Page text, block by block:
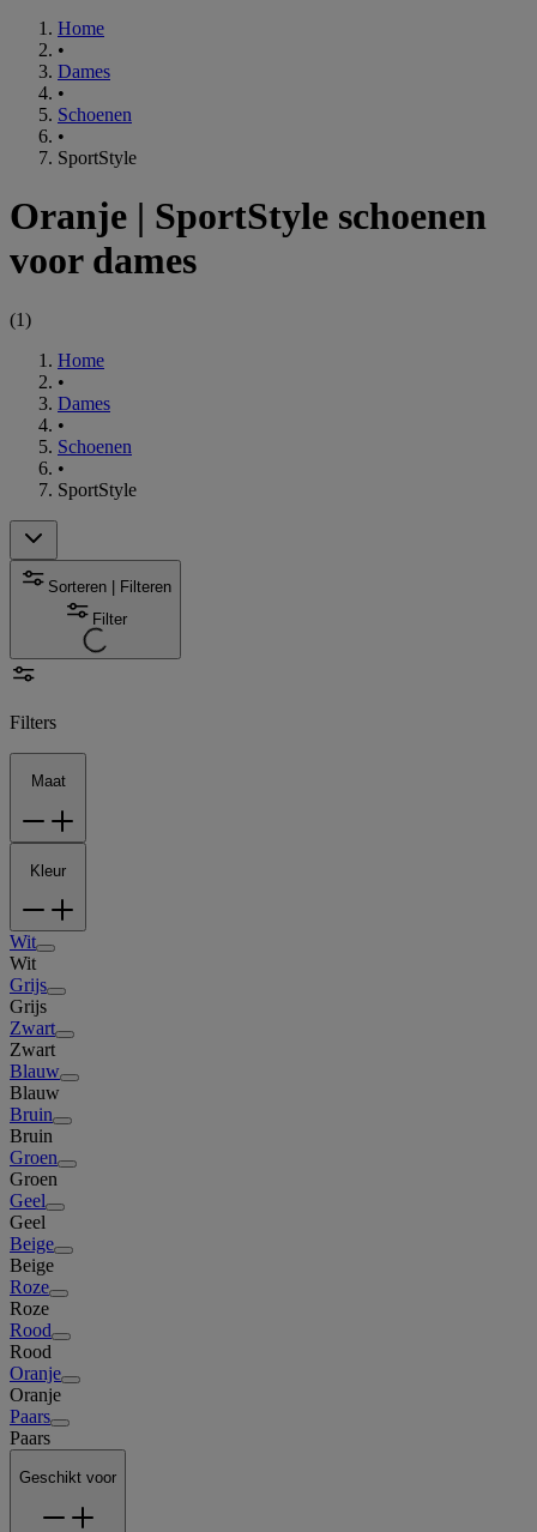
Home
•
Dames
•
Schoenen
•
SportStyle
Oranje | SportStyle schoenen
voor dames
(1)
Home
•
Dames
•
Schoenen
•
SportStyle
Sorteren | Filteren
Filter
Filters
Maat
Kleur
Wit
Wit
Grijs
Grijs
Zwart
Zwart
Blauw
Blauw
Bruin
Bruin
Groen
Groen
Geel
Geel
Beige
Beige
Roze
Roze
Rood
Rood
Oranje
Oranje
Paars
Paars
Geschikt voor